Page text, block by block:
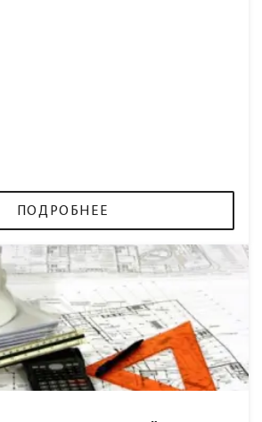
ПОДРОБНЕЕ